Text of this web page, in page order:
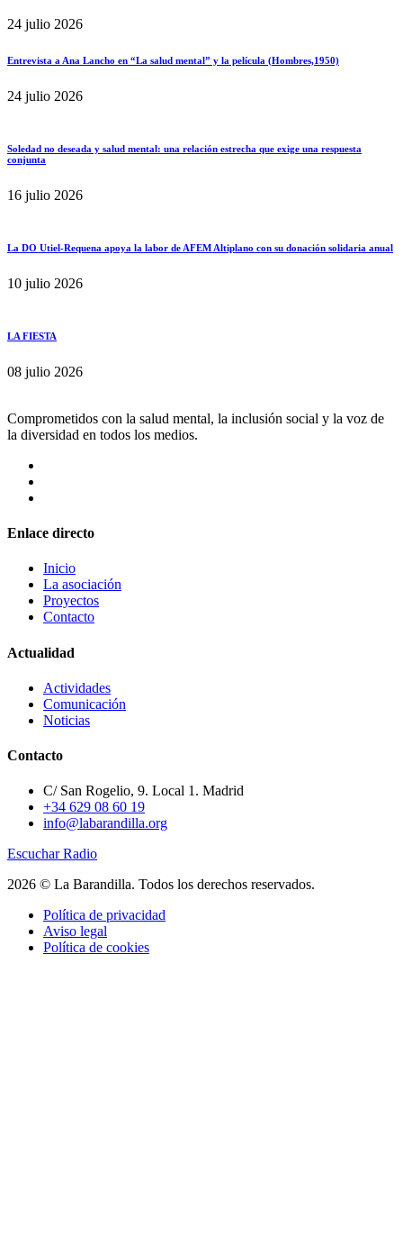
24 julio 2026
Entrevista a Ana Lancho en “La salud mental” y la película (Hombres,1950)
24 julio 2026
Soledad no deseada y salud mental: una relación estrecha que exige una respuesta
conjunta
16 julio 2026
La DO Utiel-Requena apoya la labor de AFEM Altiplano con su donación solidaria anual
10 julio 2026
LA FIESTA
08 julio 2026
Comprometidos con la salud mental, la inclusión social y la voz de
la diversidad en todos los medios.
Enlace directo
Inicio
La asociación
Proyectos
Contacto
Actualidad
Actividades
Comunicación
Noticias
Contacto
C/ San Rogelio, 9. Local 1. Madrid
+34 629 08 60 19
info@labarandilla.org
Escuchar Radio
2026 © La Barandilla. Todos los derechos reservados.
Política de privacidad
Aviso legal
Política de cookies